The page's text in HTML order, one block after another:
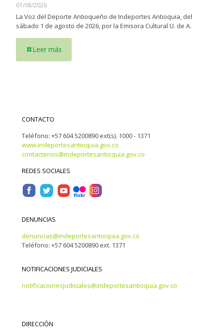
01/08/2026
La Voz del Deporte Antioqueño de Indeportes Antioquia, del
sábado 1 de agosto de 2026, por la Emisora Cultural U. de A.
Leer más
CONTACTO
Teléfono: +57 604 5200890 ext(s). 1000 - 1371
www.indeportesantioquia.gov.co
contactenos@indeportesantioquia.gov.co
REDES SOCIALES
DENUNCIAS
denuncias@indeportesantioquia.gov.co
Teléfono: +57 604 5200890 ext. 1371
NOTIFICACIONES JUDICIALES
notificacionesjudiciales@indeportesantioquia.gov.co
DIRECCIÓN